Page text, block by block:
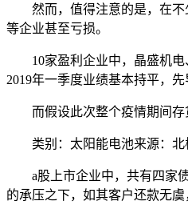
然而，值得注意的是，在不少
等企业甚至亏损。
10家盈利企业中，晶盛机电
2019年一季度业绩基本持平，
而假设此次整个疫情期间存货
类别：太阳能电池来源：北极
a股上市企业中，共有四家债
的承压之下，如其客户还款无